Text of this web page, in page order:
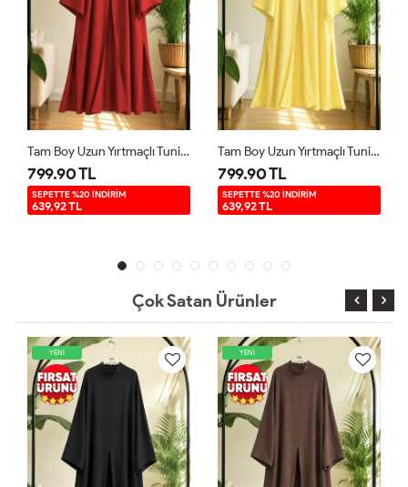
Tam Boy Uzun Yırtmaçlı Tunik Kırmızı YR9580
799.90 TL
SEPETTE %20 İNDİRİM
639,92 TL
Tam Boy Uzun Yırtmaçlı Tunik Sarı YR9580
799.90 TL
SEPETTE %20 İNDİRİM
639,92 TL
Çok Satan Ürünler
YENİ YENİ